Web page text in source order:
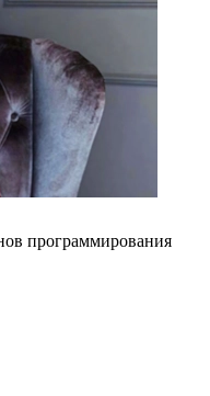
программирования